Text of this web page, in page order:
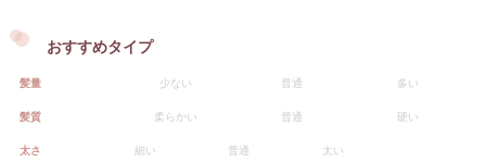
おすすめタイプ
髪量 少ない 普通 多い
髪質 柔らかい 普通 硬い
太さ 細い 普通 太い